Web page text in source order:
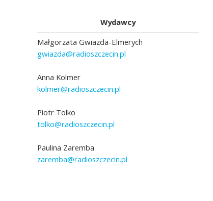
Wydawcy
Małgorzata Gwiazda-Elmerych
gwiazda@radioszczecin.pl
Anna Kolmer
kolmer@radioszczecin.pl
Piotr Tolko
tolko@radioszczecin.pl
Paulina Zaremba
zaremba@radioszczecin.pl